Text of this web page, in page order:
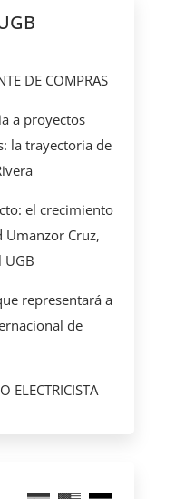
DE COMPRAS
a proyectos
la trayectoria de
el crecimiento
Cruz,
UGB
representará a
de
ELECTRICISTA